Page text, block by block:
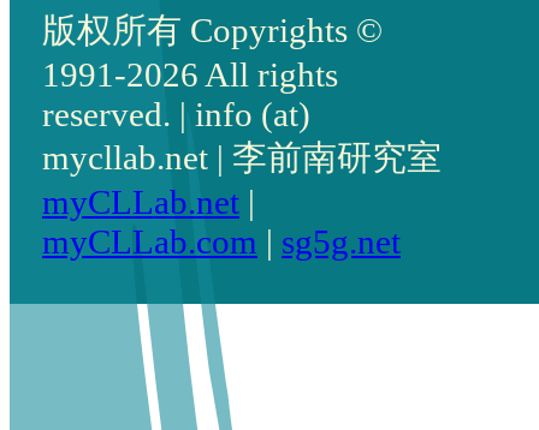
版权所有 Copyrights ©
1991-2026 All rights
reserved. | info (at)
mycllab.net | 李前南研究室
myCLLab.net|
myCLLab.com | sg5g.net